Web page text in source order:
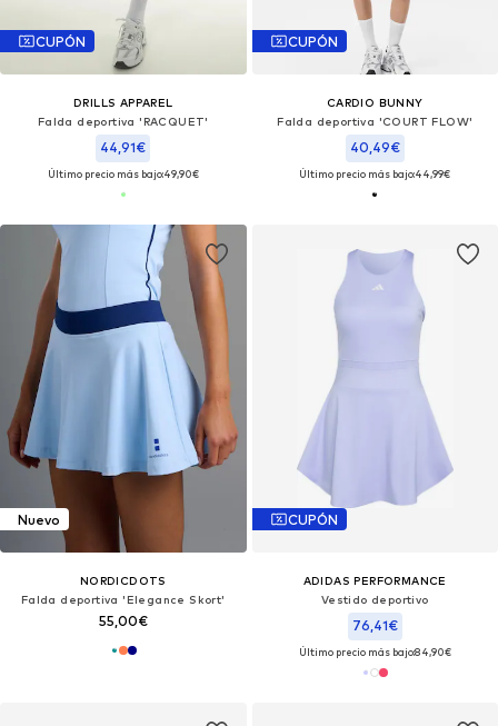
CUPÓN
DRILLS APPAREL
Falda deportiva 'RACQUET'
44,91€
Último precio más bajo:49,90€
CUPÓN
CARDIO BUNNY
Falda deportiva 'COURT FLOW'
40,49€
Último precio más bajo:44,99€
Nuevo
NORDICDOTS
Falda deportiva 'Elegance Skort'
55,00€
CUPÓN
ADIDAS PERFORMANCE
Vestido deportivo
76,41€
Último precio más bajo:84,90€